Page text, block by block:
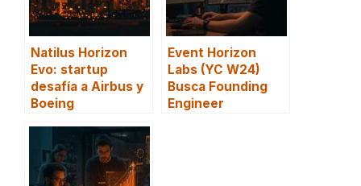
Natilus Horizon
Evo: startup
desafía a Airbus y
Boeing
Event Horizon
Labs (YC W24)
Busca Founding
Engineer